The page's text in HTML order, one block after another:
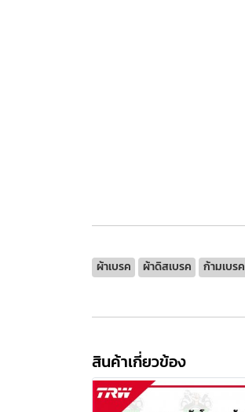
ผ้าเบรค ผ้าดิสเบรค ก้ามเบรค
สินค้าเกี่ยวข้อง